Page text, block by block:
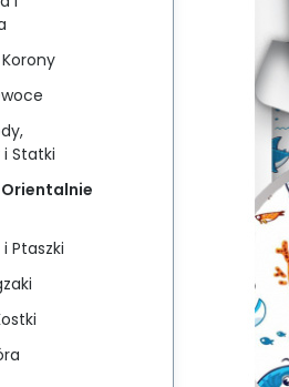
Statki
Ptaszki